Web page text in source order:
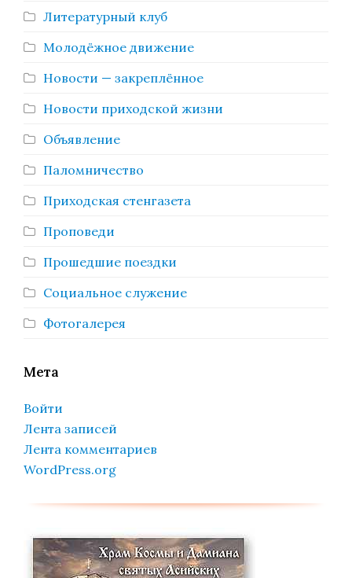
Литературный клуб
Молодёжное движение
Новости — закреплённое
Новости приходской жизни
Объявление
Паломничество
Приходская стенгазета
Проповеди
Прошедшие поездки
Социальное служение
Фотогалерея
Мета
Войти
Лента записей
Лента комментариев
WordPress.org